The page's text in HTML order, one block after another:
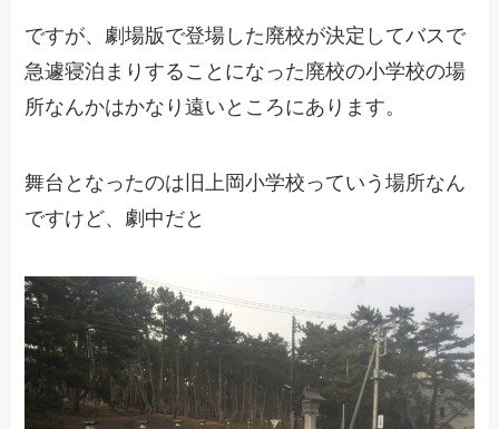
ですが、劇場版で登場した廃校が決定してバスで
急遽寝泊まりすることになった廃校の小学校の場
所なんかはかなり遠いところにあります。
舞台となったのは旧上岡小学校っていう場所なん
ですけど、劇中だと